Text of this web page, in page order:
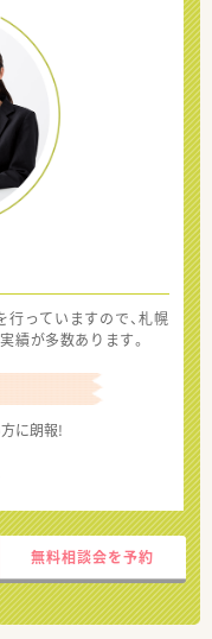
っていますので、札幌
績が多数あります。
に朗報!
無料相談会を予約